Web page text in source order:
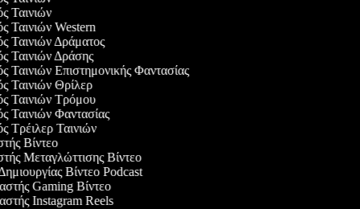
Ταινιών
Ταινιών Western
Ταινιών Δράματος
Ταινιών Δράσης
Ταινιών Επιστημονικής Φαντασίας
Ταινιών Θρίλερ
Ταινιών Τρόμου
Ταινιών Φαντασίας
Τρέιλερ Ταινιών
Βίντεο
Μεταγλώττισης Βίντεο
Βίντεο Podcast
Gaming Βίντεο
Instagram Reels